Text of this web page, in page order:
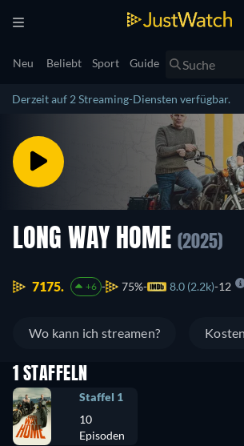
Neu Beliebt Sport Guide
Derzeit auf 2 Streaming-Diensten verfügbar.
LONG WAY HOME (2025)
7175. +6 75% 8.0 (2.2k) 12
Wo kann ich streamen?
1 STAFFELN
Staffel 1
10
Episoden